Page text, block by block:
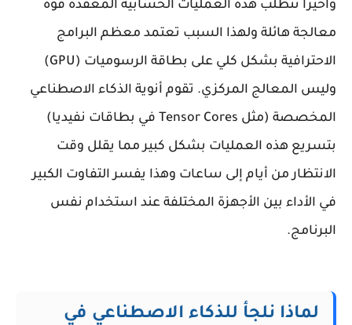
وأخيراً تتطلب هذه العمليات الحسابية المعقدة قوة
معالجة هائلة ولهذا السبب تعتمد معظم البرامج
الاحترافية بشكل كلي على بطاقة الرسوميات (GPU)
وليس المعالج المركزي. تقوم أنوية الذكاء الاصطناعي
المخصصة (مثل Tensor Cores في بطاقات نفيديا)
بتسريع هذه العمليات بشكل كبير مما يقلل وقت
الانتظار من أيام إلى ساعات وهذا يفسر التفاوت الكبير
في الأداء بين الأجهزة المختلفة عند استخدام نفس
البرنامج.
لماذا نلجأ للذكاء الاصطناعي في